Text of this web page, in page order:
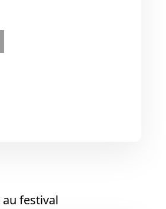
festival